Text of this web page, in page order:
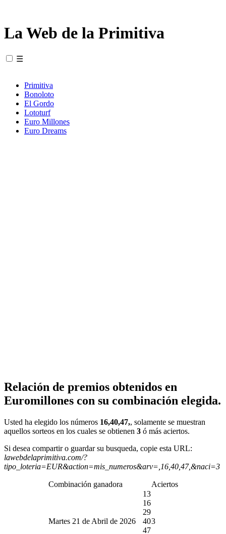
La Web de la Primitiva
☰
Primitiva
Bonoloto
El Gordo
Lototurf
Euro Millones
Euro Dreams
Relación de premios obtenidos en
Euromillones con su combinación elegida.
Usted ha elegido los números 16,40,47,, solamente se muestran
aquellos sorteos en los cuales se obtienen 3 ó más aciertos.
Si desea compartir o guardar su busqueda, copie esta URL:
lawebdelaprimitiva.com/?
tipo_loteria=EUR&action=mis_numeros&arv=,16,40,47,&naci=3
Combinación ganadora Aciertos
Martes 21 de Abril de 2026
13
16
29
40
47
3